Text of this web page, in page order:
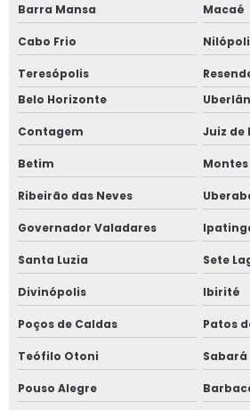
Empresa especializada em norma
Empresa especializada em projetos
Empresa laudo spda
Empresa treinamentos de nr 13
Inspeção de caldeiras campo grande
Inspeção de caldeiras nr 13
Inspeção de segurança em caldeiras
Inspeção de segurança em
Inspeção de tubulação industrial
Barra Mansa Macaé
Cabo Frio
Teresópolis
Belo Horizonte
Contagem Juiz de
Betim
Ribeirão das Neves
Governador Valadares
Santa Luzia Sete
Divinópolis Ibirité
Poços de Caldas Patos
Teófilo Otoni Sabará
Pouso Alegre